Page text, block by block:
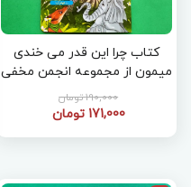
کتاب چرا این قدر می خندی
میمون از مجموعه انجمن مخفی
حیوانات 10
190,000 تومان
171,000 تومان